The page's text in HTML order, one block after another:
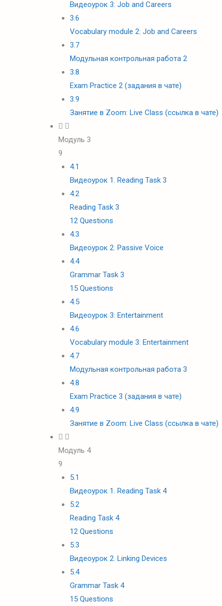
Видеоурок 3: Job and Careers
3.6
Vocabulary module 2: Job and Careers
3.7
Модульная контрольная работа 2
3.8
Exam Practice 2 (задания в чате)
3.9
Занятие в Zoom: Live Class (ссылка в чате)
Модуль 3
9
4.1
Видеоурок 1. Reading Task 3
4.2
Reading Task 3
12 Questions
4.3
Видеоурок 2. Passive Voice
4.4
Grammar Task 3
15 Questions
4.5
Видеоурок 3: Entertainment
4.6
Vocabulary module 3: Entertainment
4.7
Модульная контрольная работа 3
4.8
Exam Practice 3 (задания в чате)
4.9
Занятие в Zoom: Live Class (ссылка в чате)
Модуль 4
9
5.1
Видеоурок 1. Reading Task 4
5.2
Reading Task 4
12 Questions
5.3
Видеоурок 2. Linking Devices
5.4
Grammar Task 4
15 Questions